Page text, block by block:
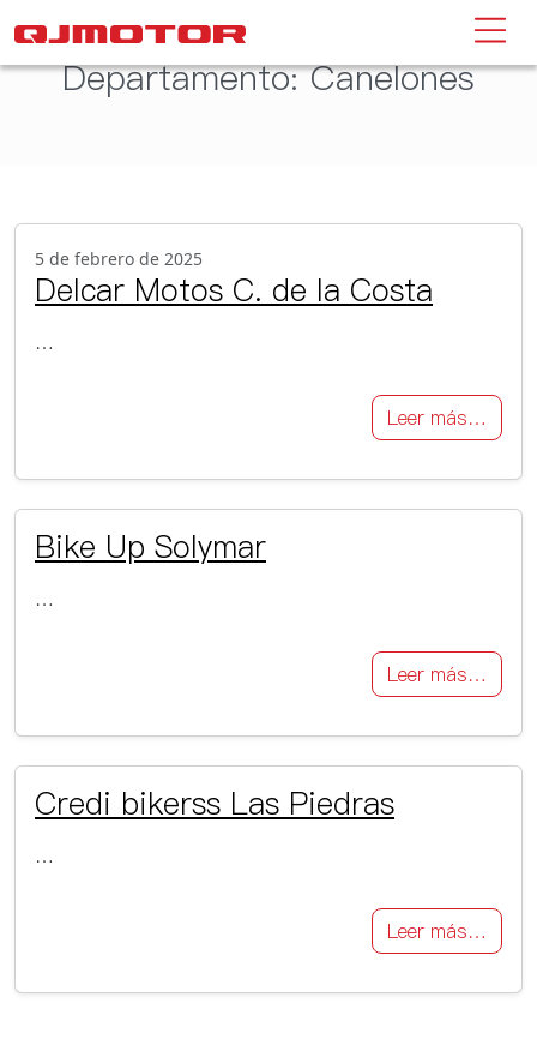
Departamento:Canelones
5 de febrero de 2025
Delcar Motos C. de la Costa
…
Leer más…
Bike Up Solymar
…
Leer más…
Credi bikerss Las Piedras
…
Leer más…